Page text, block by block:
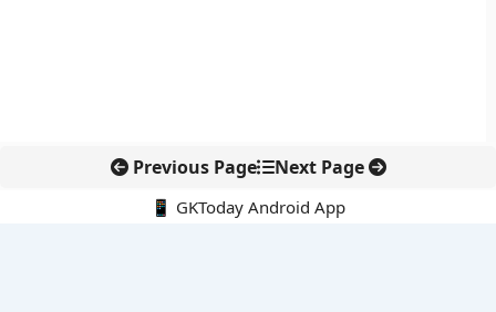
Previous Page Next Page
📱 GKToday Android App